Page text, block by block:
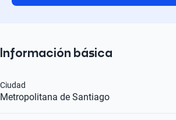
Información básica
Metropolitana de Santiago
Ciudad